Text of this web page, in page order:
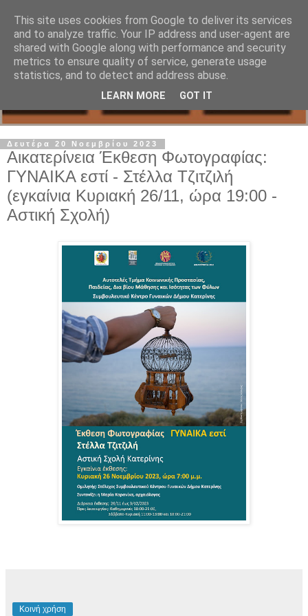
Δευτέρα 20 Νοεμβρίου 2023
Αικατερίνεια Έκθεση Φωτογραφίας:
ΓΥΝΑΙΚΑ εστί - Στέλλα Τζιτζιλή
(εγκαίνια Κυριακή 26/11, ώρα 19:00 -
Αστική Σχολή)
Κοινή χρήση
This site uses cookies from Google to deliver its services
and to analyze traffic. Your IP address and user-agent are
shared with Google along with performance and security
metrics to ensure quality of service, generate usage
statistics, and to detect and address abuse.
LEARN MORE GOT IT